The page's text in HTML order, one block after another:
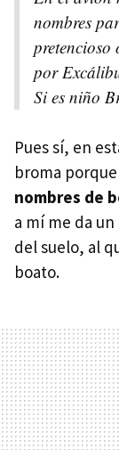
nombres
pretencioso
por
Si es niño
Pues sí, en
broma porque
nombres de
a mí me da
del suelo, al
boato.